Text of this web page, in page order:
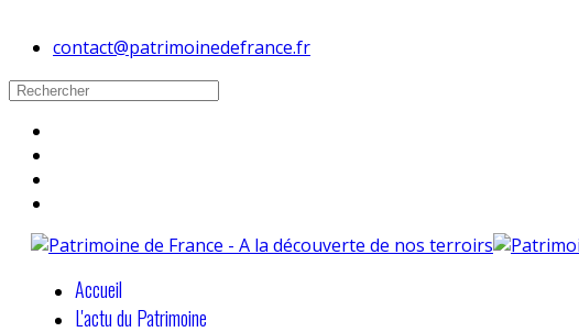
contact@patrimoinedefrance.fr
Accueil
L'actu du Patrimoine